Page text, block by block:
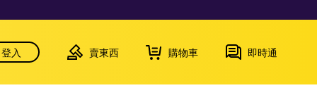
登入 賣東西 購物車 即時通